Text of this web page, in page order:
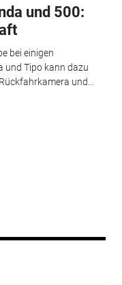
und 500:
bei einigen
und Tipo kann dazu
und...